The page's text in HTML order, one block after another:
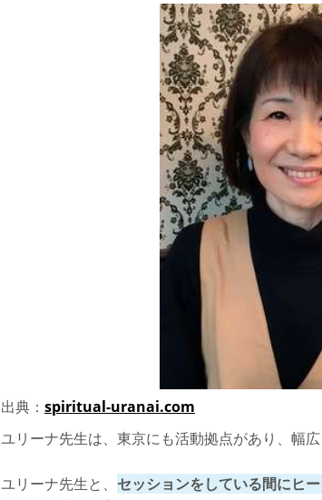
出典： spiritual-uranai.com
ユリーナ先生は、東京にも活動拠点があり、幅
ユリーナ先生と、 セッションをしている間にヒ